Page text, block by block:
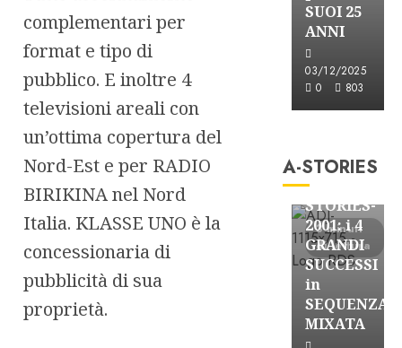
complementari per
format e tipo di
pubblico. E inoltre 4
televisioni areali con
un’ottima copertura del
Nord-Est e per RADIO
BIRIKINA nel Nord
Italia. KLASSE UNO è la
concessionaria di
pubblicità di sua
proprietà.
SUOI 25
ANNI
03/12/2025
0
803
A-STORIES
3 minuti
di lettura
FREE
A-
STORIES-
2001: i 4
GRANDI
SUCCESSI
in
SEQUENZA
MIXATA
A-Stories